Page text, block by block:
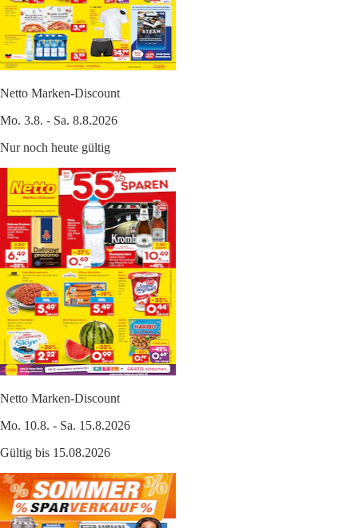
Netto Marken-Discount
Mo. 3.8. - Sa. 8.8.2026
Nur noch heute gültig
Netto Marken-Discount
Mo. 10.8. - Sa. 15.8.2026
Gültig bis 15.08.2026